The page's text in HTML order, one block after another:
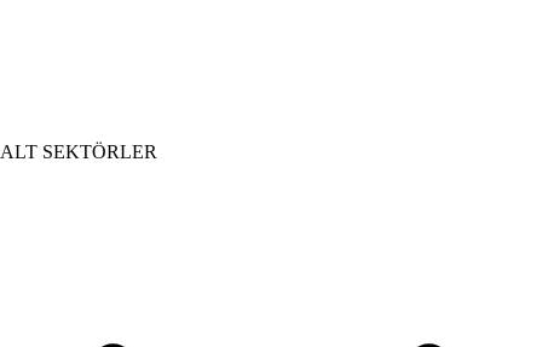
ALT SEKTÖRLER